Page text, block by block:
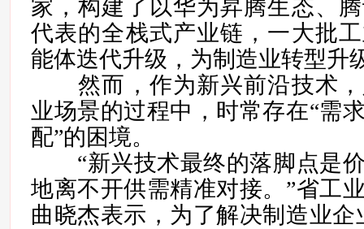
家，构建了以华为昇腾生态、
代表的全栈式产业链，一大批
能体迭代升级，为制造业转型升
然而，作为新兴前沿技术，
业场景的过程中，时常存在“需
配”的困境。
“新兴技术最终的落脚点是价
地离不开供需精准对接。”省工
曲晓杰表示，为了解决制造业企